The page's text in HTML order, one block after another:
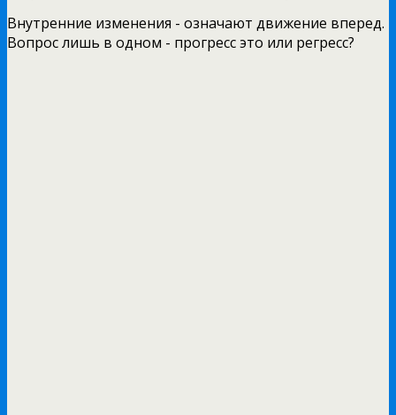
Внутренние изменения - означают движение вперед.
Вопрос лишь в одном - прогресс это или регресс?